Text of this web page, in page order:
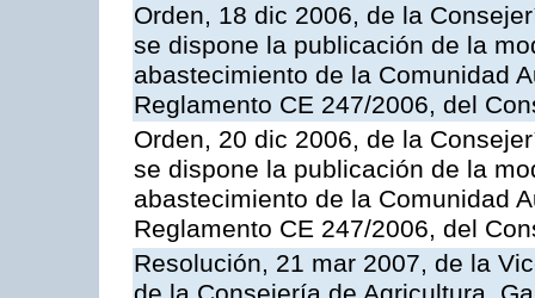
Orden, 18 dic 2006, de la
se dispone la publicación de la
abastecimiento de la Comunidad
Reglamento CE 247/2006, del
Orden, 20 dic 2006, de la
se dispone la publicación de la
abastecimiento de la Comunidad
Reglamento CE 247/2006, del
Resolución, 21 mar 2007, de la